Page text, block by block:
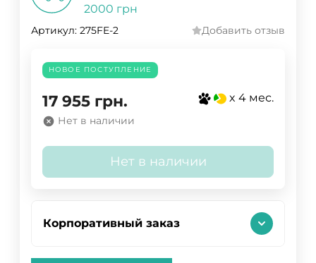
2000 грн
Артикул: 275FE-2 Добавить отзыв
НОВОЕ ПОСТУПЛЕНИЕ
17 955 грн. x 4 мес.
Нет в наличии
Нет в наличии
Корпоративный заказ